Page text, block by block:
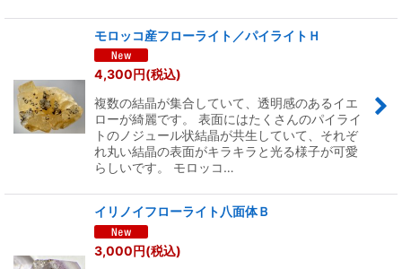
モロッコ産フローライト／パイライトＨ
4,300円(税込)
複数の結晶が集合していて、透明感のあるイエ
ローが綺麗です。 表面にはたくさんのパイライ
トのノジュール状結晶が共生していて、それぞ
れ丸い結晶の表面がキラキラと光る様子が可愛
らしいです。 モロッコ…
イリノイフローライト八面体Ｂ
3,000円(税込)